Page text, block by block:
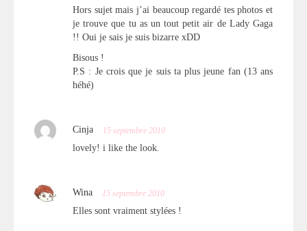
Hors sujet mais j’ai beaucoup regardé tes photos et
je trouve que tu as un tout petit air de Lady Gaga
!! Oui je sais je suis bizarre xDD
Bisous !
P.S : Je crois que je suis ta plus jeune fan (13 ans
héhé)
Cinja 15 septembre 2010
lovely! i like the look.
Wina 15 septembre 2010
Elles sont vraiment stylées !